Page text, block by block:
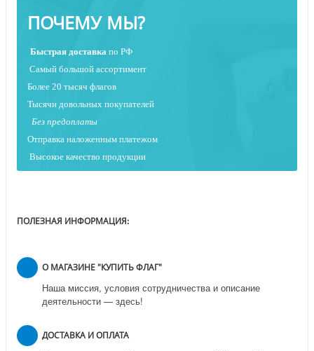
ПОЧЕМУ МЫ?
Быстрая доставка по РФ
Самый большой ассортимент
Более 20 тысяч флагов
Тысячи довольных покупателей
Без предоплаты
Отправка наложенным платежом
Высокое качество продукции
ПОЛЕЗНАЯ ИНФОРМАЦИЯ:
О МАГАЗИНЕ "КУПИТЬ ФЛАГ"
Наша миссия, условия сотрудничества и описание
деятельности — здесь!
ДОСТАВКА И ОПЛАТА